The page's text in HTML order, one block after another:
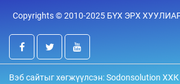
халаасыг тэмтэрч
6 цаг 0 мин
Тэтгэлэг, хөнгөлөлттэй
Copyrights © 2010-2025 БҮХ ЭРХ
Вэб сайтыг хөгжүүлсэн: Sodonsolution ХХК